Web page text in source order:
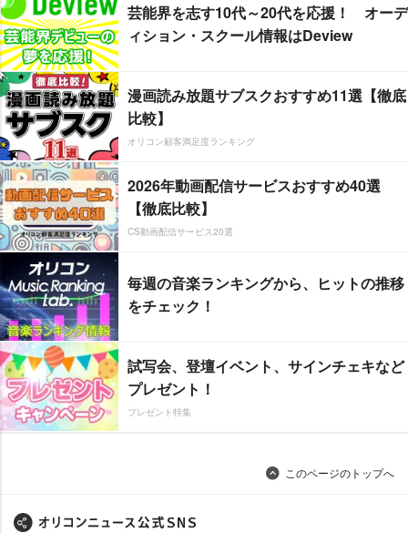
芸能界を志す10代～20代を応援！ オーデ
ィション・スクール情報はDeview
漫画読み放題サブスクおすすめ11選【徹底
比較】
オリコン顧客満足度ランキング
2026年動画配信サービスおすすめ40選
【徹底比較】
CS動画配信サービス20選
毎週の音楽ランキングから、ヒットの推移
をチェック！
試写会、登壇イベント、サインチェキなど
プレゼント！
プレゼント特集
このページのトップへ